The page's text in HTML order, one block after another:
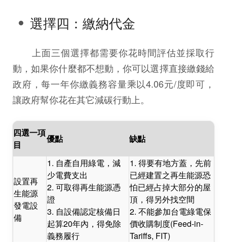
選擇四：繳納代金
上面三個選擇都需要你花時間評估並採取行
動，如果你什麼都不想動，你可以選擇直接繳錢給
政府，每一年你繳義務容量乘以4.06元/度即可，
讓政府幫你花在其它減碳行動上。
四選一項
目
優點 缺點
設置再
生能源
發電設
備
1. 自產自用綠電，減
少電費支出
2. 可取得再生能源憑
證
3. 自設備認定核備日
起算20年內，得免除
義務履行
1. 得要有地方蓋，先前
已經建置之再生能源恐
怕已經占掉大部分的屋
頂，得另外找空間
2. 不能參加台電綠電保
價收購制度(Feed-in-
Tariffs, FIT)